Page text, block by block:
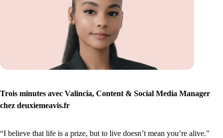
1. Inscription
Créez un compte et récupérez votre dossier médical en parallèle
Trois minutes avec Valincia, Content & Social Media Manager
chez deuxiemeavis.fr
“I believe that life is a prize, but to live doesn’t mean you’re alive."